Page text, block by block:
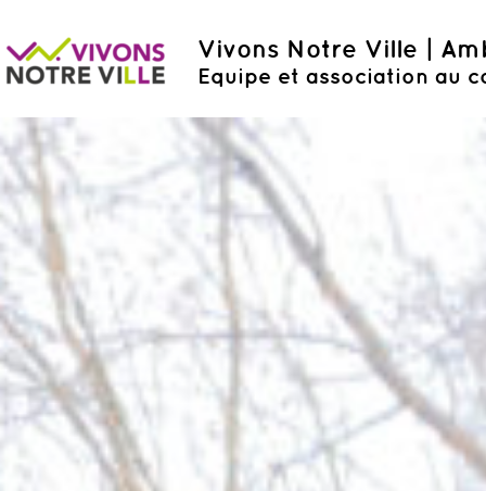
Vivons Notre Ville |
Equipe et association au